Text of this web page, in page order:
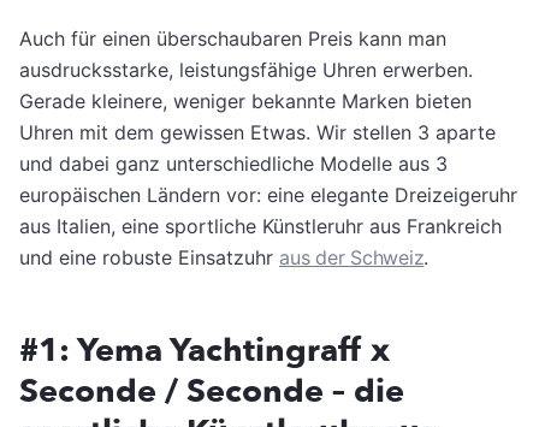
Auch für einen überschaubaren Preis kann man
ausdrucksstarke, leistungsfähige Uhren erwerben.
Gerade kleinere, weniger bekannte Marken bieten
Uhren mit dem gewissen Etwas. Wir stellen 3 aparte
und dabei ganz unterschiedliche Modelle aus 3
europäischen Ländern vor: eine elegante Dreizeigeruhr
aus Italien, eine sportliche Künstleruhr aus Frankreich
und eine robuste Einsatzuhr aus der Schweiz.
#1: Yema Yachtingraff x
Seconde / Seconde – die